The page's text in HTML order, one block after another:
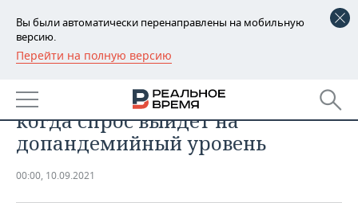
Вы были автоматически перенаправлены на мобильную
версию.
Перейти на полную версию
РЕГИОНЫ
БАШКОРТОСТАН
ТАТАРСТАН
НОВОСТИ
АНАЛИТИКА
ДЕКЛАРАЦИИ О ДОХОДАХ
НОВОСТИ ЭКОНОМИКИ
ПРОМЫШЛЕННОСТЬ
Рынок электроэнергии России:
когда спрос выйдет на
допандемийный уровень
00:00, 10.09.2021